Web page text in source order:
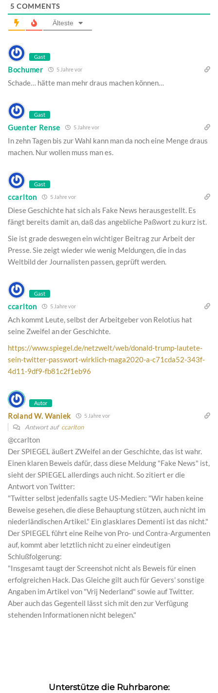
5 COMMENTS
Älteste
Gast
Bochumer 5 Jahre vor
Schade… hätte man mehr draus machen können…
Gast
Guenter Rense 5 Jahre vor
In zehn Tagen bis zur Wahl kann man da noch eine Menge draus
machen. Nur wollen muss man es.
Gast
ccarlton 5 Jahre vor
Diese Geschichte hat sich als Fake News herausgestellt. Es
fängt bereits damit an, daß das angebliche Paßwort zu kurz ist.
Sie ist grade deswegen ein wichtiger Beitrag zur Arbeit der
Presse. Sie zeigt wieder wie wenig Meldungen, die in das
Weltbild der Journalisten passen, geprüft werden.
Gast
ccarlton 5 Jahre vor
Ach kommt Leute, selbst der Arbeitgeber von Relotius hat
seine Zweifel an der Geschichte.
https://www.spiegel.de/netzwelt/web/donald-trump-lautete-
sein-twitter-passwort-wirklich-maga2020-a-c71cda52-343f-
4d11-9df9-fb81c2f1eb96
Autor
Roland W. Waniek 5 Jahre vor
Antwort auf ccarlton
@ccarlton
Der SPIEGEL äußert ZWeifel an der Geschichte, das ist wahr.
Einen klaren Beweis dafür, dass diese Meldung "Fake News" ist,
sieht der SPIEGEL allerdings auch nicht. So zitiert er die
Antwort von Twitter:
"Twitter selbst jedenfalls sagte US-Medien: "Wir haben keine
Beweise gesehen, die diese Behauptung stützen, auch nicht im
niederländischen Artikel." Ein glasklares Dementi ist das nicht."
Der SPIEGEL führt eine Reihe von Pro- und Contra-Argumenten
auf, kommt aber letztlich nicht zu einer eindeutigen
Schlußfolgerung:
"Insgesamt taugt der Screenshot nicht als Beweis für einen
erfolgreichen Hack. Das Gleiche gilt auch für Gevers' sonstige
Angaben im Artikel von "Vrij Nederland" sowie auf Twitter.
Aber auch das Gegenteil lässt sich mit den zur Verfügung
stehenden Informationen nicht belegen."
Unterstütze die Ruhrbarone: